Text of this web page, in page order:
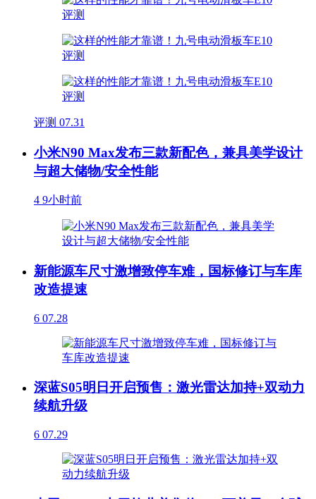
评测 07.31
小米N90 Max发布三款新配色，兼具美学设计
与超大储物/安全性能
4 9小时前
新能源车尺寸激增致停车难，国标修订与车库
改造提速
6 07.28
深蓝S05明日开启预售：激光雷达加持+双动力
续航升级
6 07.29